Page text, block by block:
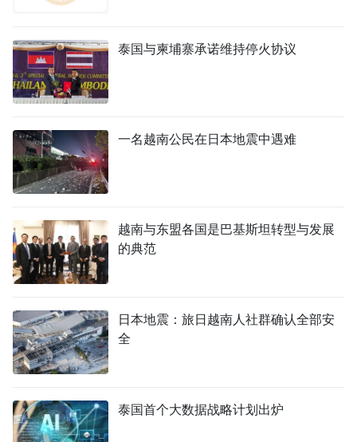
泰国与柬埔寨承诺维持停火协议
一名越南公民在日本地震中遇难
越南与东盟各国是巴基斯坦转型与发展
的典范
日本地震：旅日越南人社群确认全部安
全
泰国首个大数据战略计划出炉